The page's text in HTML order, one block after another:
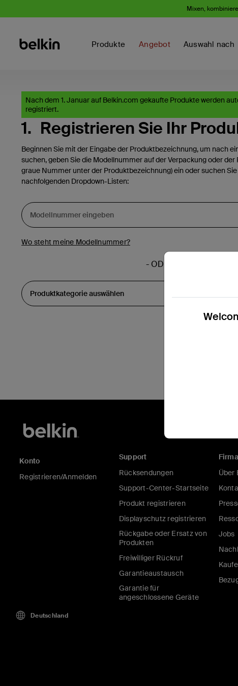
Mixen,
Produkte Angebot Auswahl nach
Nach dem 1. Januar auf Belkin.com gekaufte Produkte werden
registriert.
1. Registrieren Sie Ihr
Beginnen Sie mit der Eingabe der Produktbezeichnung, um nach
suchen, geben Sie die Modellnummer auf der Verpackung oder der
graue Nummer unter der Produktbezeichnung) ein oder suchen
nachfolgenden Dropdown-Listen:
Wo steht meine Modellnummer?
- ODER -
Konto
Registrieren/Anmelden
Support
Rücksendungen
Support-Center-Startseite
Produkt registrieren
Displayschutz registrieren
Rückgabe oder Ersatz von
Produkten
Freiwilliger Rückruf
Garantieaustausch
Garantie für
angeschlossene Geräte
Firma
Über
Jobs
Deutschland